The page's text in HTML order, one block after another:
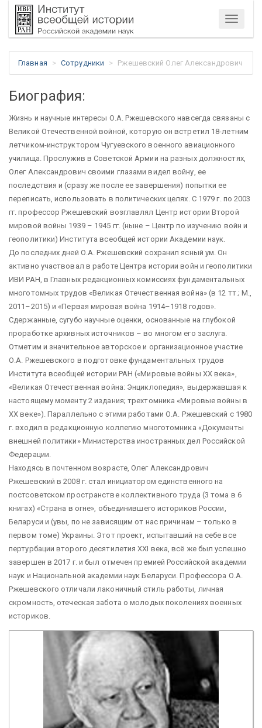
Меню
Главная Сотрудники Ржешевский Олег Александрович
Биография:
Жизнь и научные интересы О.А. Ржешевского навсегда связаны с
Великой Отечественной войной, которую он встретил 18-летним
летчиком-инструктором Чугуевского военного авиационного
училища. Прослужив в Советской Армии на разных должностях,
Олег Александрович своими глазами видел войну, ее
последствия и (сразу же после ее завершения) попытки ее
переписать, использовать в политических целях. С 1979 г. по 2003
гг. профессор Ржешевский возглавлял Центр истории Второй
мировой войны 1939 – 1945 гг. (ныне – Центр по изучению войн и
геополитики) Института всеобщей истории Академии наук.
До последних дней О.А. Ржешевский сохранил ясный ум. Он
активно участвовал в работе Центра истории войн и геополитики
ИВИ РАН, в Главных редакционных комиссиях фундаментальных
многотомных трудов «Великая Отечественная война» (в 12 тт.; М.,
2011–2015) и «Первая мировая война 1914–1918 годов».
Сдержанные, сугубо научные оценки, основанные на глубокой
проработке архивных источников – во многом его заслуга.
Отметим и значительное авторское и организационное участие
О.А. Ржешевского в подготовке фундаментальных трудов
Института всеобщей истории РАН («Мировые войны ХХ века»,
«Великая Отечественная война: Энциклопедия», выдержавшая к
настоящему моменту 2 издания; трехтомника «Мировые войны в
ХХ веке»). Параллельно с этими работами О.А. Ржешевский с 1980
г. входил в редакционную коллегию многотомника «Документы
внешней политики» Министерства иностранных дел Российской
Федерации.
Находясь в почтенном возрасте, Олег Александрович
Ржешевский в 2008 г. стал инициатором единственного на
постсоветском пространстве коллективного труда (3 тома в 6
книгах) «Страна в огне», объединившего историков России,
Беларуси и (увы, по не зависящим от нас причинам – только в
первом томе) Украины. Этот проект, испытавший на себе все
пертурбации второго десятилетия XXI века, всё же был успешно
завершен в 2017 г. и был отмечен премией Российской академии
наук и Национальной академии наук Беларуси. Профессора О.А.
Ржешевского отличали лаконичный стиль работы, личная
скромность, отеческая забота о молодых поколениях военных
историков.